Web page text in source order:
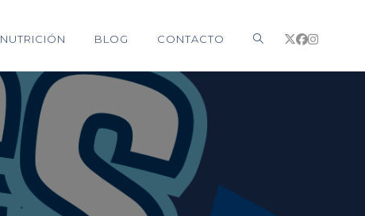
NUTRICIÓN BLOG CONTACTO